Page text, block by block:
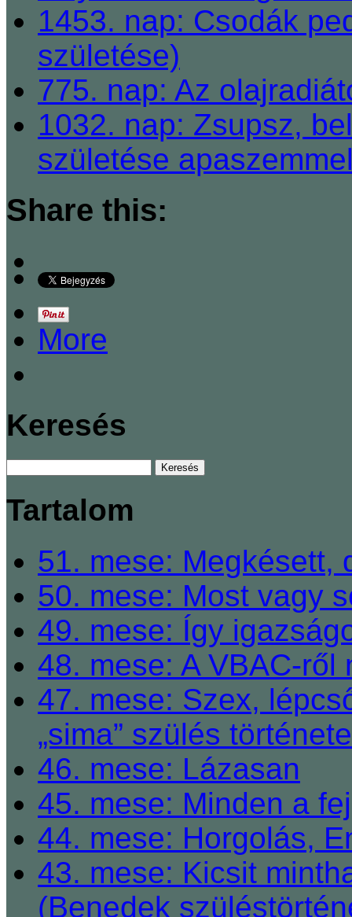
1453. nap: Csodák
születése)
775. nap: Az
1032. nap: Zsupsz,
születése
Share this:
More
Keresés
Tartalom
51. mese: Megkésett,
50. mese: Most vagy
49. mese: Így
48. mese: A VBAC-
47. mese: Szex,
„sima” szülés
46. mese: Lázasan
45. mese: Minden a
44. mese: Horgolás,
43. mese: Kicsit
(Benedek